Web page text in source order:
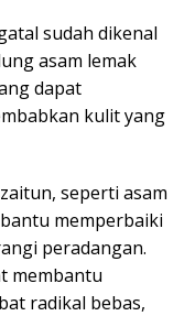
sudah dikenal
asam lemak
dapat
kulit yang
seperti asam
memperbaiki
peradangan.
membantu
radikal bebas,